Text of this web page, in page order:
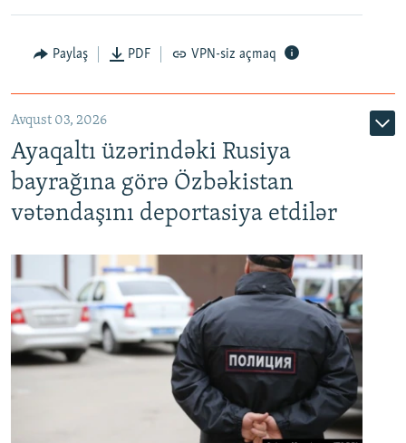
Paylaş PDF VPN-siz açmaq
Avqust 03, 2026
Ayaqaltı üzərindəki Rusiya
bayrağına görə Özbəkistan
vətəndaşını deportasiya etdilər